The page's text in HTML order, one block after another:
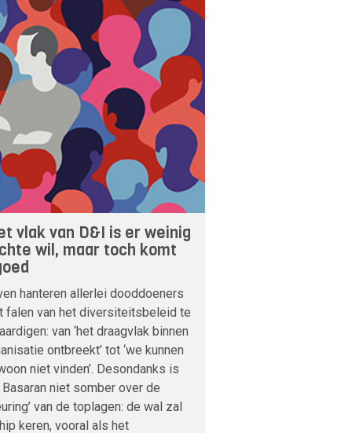
vlak van D&I is er weinig
wil, maar toch komt
hanteren allerlei dooddoeners
falen van het diversiteitsbeleid te
van ‘het draagvlak binnen
ontbreekt’ tot ‘we kunnen
niet vinden’. Desondanks is
Basaran niet somber over de
van de toplagen: de wal zal
keren, vooral als het